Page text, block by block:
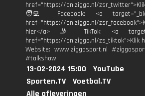
href="https://on.ziggo.nl/
🧑‍💻 Facebook: <a
href="https://on.ziggo.nl/
hier</a> 🤳 TikTok: <a
href="https://on.ziggo.nl/zs_tiktok">Klik
Website: www.ziggosport.nl
#talkshow
13-02-2024 15:00
YouTube
Sporten.TV
Voetbal.TV
Alle afleveringen